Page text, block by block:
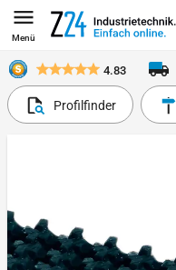
Menü
4.83
Profilfinder